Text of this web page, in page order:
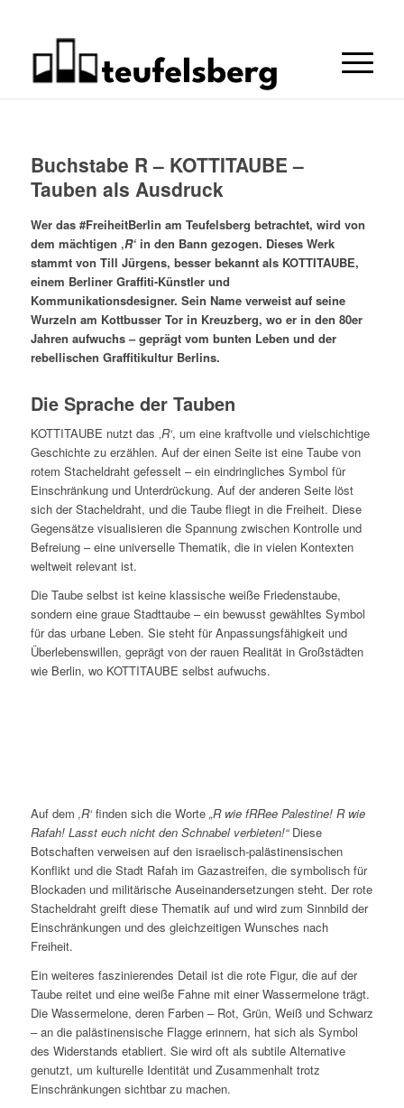
Buchstabe R – KOTTITAUBE –
Tauben als Ausdruck
Wer das #FreiheitBerlin am Teufelsberg betrachtet, wird von
dem mächtigen ‚R‘in den Bann gezogen. Dieses Werk
stammt von Till Jürgens, besser bekannt als KOTTITAUBE,
einem Berliner Graffiti-Künstler und
Kommunikationsdesigner. Sein Name verweist auf seine
Wurzeln am Kottbusser Tor in Kreuzberg, wo er in den 80er
Jahren aufwuchs – geprägt vom bunten Leben und der
rebellischen Graffitikultur Berlins.
Die Sprache der Tauben
KOTTITAUBE nutzt das ‚R‘, um eine kraftvolle und vielschichtige
Geschichte zu erzählen. Auf der einen Seite ist eine Taube von
rotem Stacheldraht gefesselt – ein eindringliches Symbol für
Einschränkung und Unterdrückung. Auf der anderen Seite löst
sich der Stacheldraht, und die Taube fliegt in die Freiheit. Diese
Gegensätze visualisieren die Spannung zwischen Kontrolle und
Befreiung – eine universelle Thematik, die in vielen Kontexten
weltweit relevant ist.
Die Taube selbst ist keine klassische weiße Friedenstaube,
sondern eine graue Stadttaube – ein bewusst gewähltes Symbol
für das urbane Leben. Sie steht für Anpassungsfähigkeit und
Überlebenswillen, geprägt von der rauen Realität in Großstädten
wie Berlin, wo KOTTITAUBE selbst aufwuchs.
Auf dem ‚R‘finden sich die Worte „R wie fRRee Palestine! R wie
Rafah! Lasst euch nicht den Schnabel verbieten!“Diese
Botschaften verweisen auf den israelisch-palästinensischen
Konflikt und die Stadt Rafah im Gazastreifen, die symbolisch für
Blockaden und militärische Auseinandersetzungen steht. Der rote
Stacheldraht greift diese Thematik auf und wird zum Sinnbild der
Einschränkungen und des gleichzeitigen Wunsches nach
Freiheit.
Ein weiteres faszinierendes Detail ist die rote Figur, die auf der
Taube reitet und eine weiße Fahne mit einer Wassermelone trägt.
Die Wassermelone, deren Farben – Rot, Grün, Weiß und Schwarz
– an die palästinensische Flagge erinnern, hat sich als Symbol
des Widerstands etabliert. Sie wird oft als subtile Alternative
genutzt, um kulturelle Identität und Zusammenhalt trotz
Einschränkungen sichtbar zu machen.